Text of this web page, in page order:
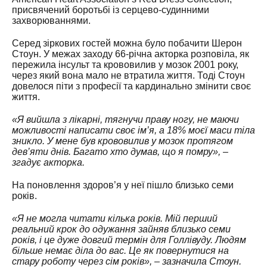
присвячений боротьбі із серцево-судинними
захворюваннями.
Серед зіркових гостей можна було побачити Шерон
Стоун. У межах заходу 66-річна акторка розповіла, як
пережила інсульт та крововилив у мозок 2001 року,
через який вона мало не втратила життя. Тоді Стоун
довелося піти з професії та кардинально змінити своє
життя.
«Я вийшла з лікарні, тягнучи праву ногу, не маючи
можливості написати своє ім’я, а 18% моєї маси тіла
зникло. У мене був крововилив у мозок протягом
дев’яти днів. Багато хто думав, що я помру», –
згадує акторка.
На поновлення здоров’я у неї пішло близько семи
років.
«Я не могла читати кілька років. Мій перший
реальний крок до одужання зайняв близько семи
років, і це дуже довгий термін для Голлівуду. Людям
більше немає діла до вас. Це як повернутися на
стару роботу через сім років», – зазначила Стоун.